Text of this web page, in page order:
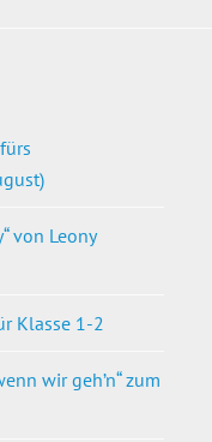
von Leony
Klasse 1-2
wir geh’n“ zum